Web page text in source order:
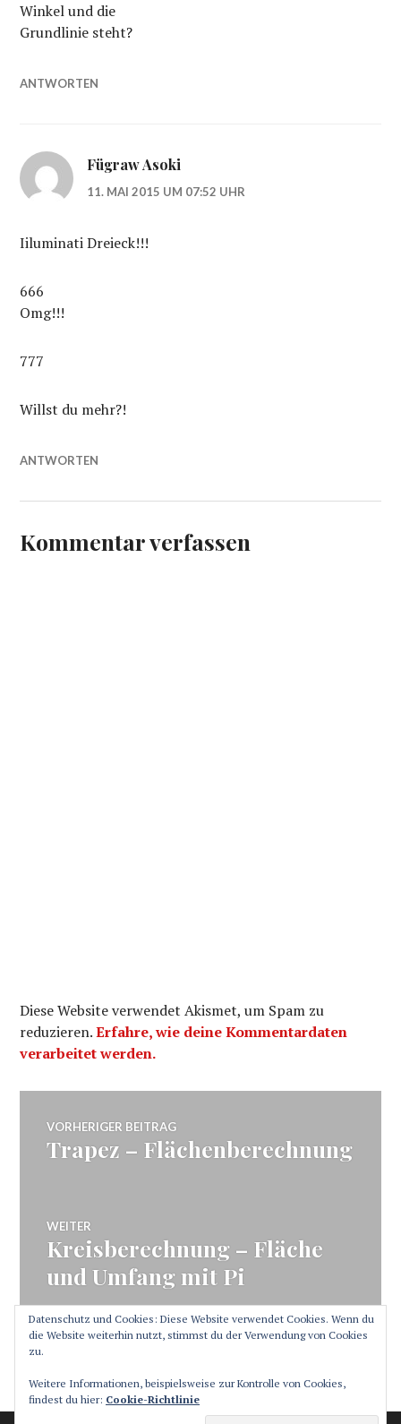
Winkel und die
Grundlinie steht?
ANTWORTEN
Fügraw Asoki
11. MAI 2015 UM 07:52 UHR
Iiluminati Dreieck!!!
666
Omg!!!
777
Willst du mehr?!
ANTWORTEN
Kommentar verfassen
Diese Website verwendet Akismet, um Spam zu
reduzieren.Erfahre, wie deine Kommentardaten
verarbeitet werden.
Beitragsnavigation
VORHERIGER BEITRAG
Vorheriger
Beitrag:
Trapez – Flächenberechnung
WEITER
Nächster
Beitrag:
Kreisberechnung – Fläche
und Umfang mit Pi
Datenschutz und Cookies: Diese Website verwendet Cookies. Wenn du
die Website weiterhin nutzt, stimmst du der Verwendung von Cookies
zu.
Weitere Informationen, beispielsweise zur Kontrolle von Cookies,
findest du hier: Cookie-Richtlinie